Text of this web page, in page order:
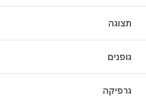
תצוגה
גופנים
גרפיקה